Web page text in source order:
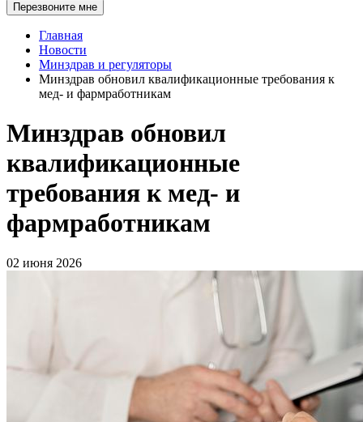
Перезвоните мне
Главная
Новости
Минздрав и регуляторы
Минздрав обновил квалификационные требования к
мед- и фармработникам
Минздрав обновил
квалификационные
требования к мед- и
фармработникам
02 июня 2026